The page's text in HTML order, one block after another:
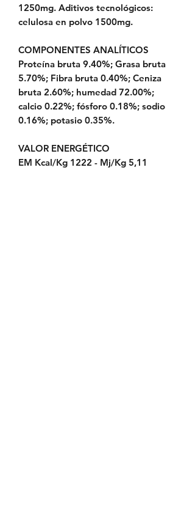
1250mg. Aditivos tecnológicos:
celulosa en polvo 1500mg.
COMPONENTES ANALÍTICOS
Proteína bruta 9.40%; Grasa bruta
5.70%; Fibra bruta 0.40%; Ceniza
bruta 2.60%; humedad 72.00%;
calcio 0.22%; fósforo 0.18%; sodio
0.16%; potasio 0.35%.
VALOR ENERGÉTICO
EM Kcal/Kg 1222 - Mj/Kg 5,11